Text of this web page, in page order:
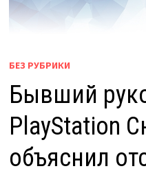
БЕЗ РУБРИКИ
Бывший
PlayStation
объяснил